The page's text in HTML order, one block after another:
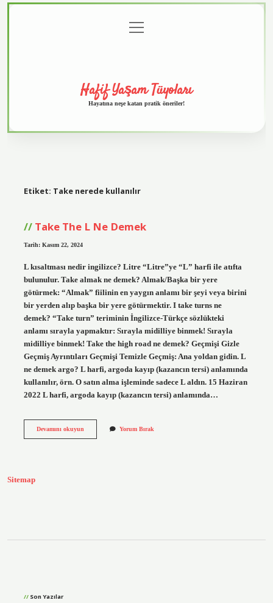
menüyü
aç
Hafif Yaşam Tüyoları
Hayatına neşe katan pratik öneriler!
Etiket: Take nerede kullanılır
Take The L Ne Demek
Tarih: Kasım 22, 2024
L kısaltması nedir ingilizce? Litre “Litre”ye “L” harfi ile atıfta
bulunulur. Take almak ne demek? Almak/Başka bir yere
götürmek: “Almak” fiilinin en yaygın anlamı bir şeyi veya birini
bir yerden alıp başka bir yere götürmektir. I take turns ne
demek? “Take turn” teriminin İngilizce-Türkçe sözlükteki
anlamı sırayla yapmaktır: Sırayla midilliye binmek! Sırayla
midilliye binmek! Take the high road ne demek? Geçmişi Gizle
Geçmiş Ayrıntıları Geçmişi Temizle Geçmiş: Ana yoldan gidin. L
ne demek argo? L harfi, argoda kayıp (kazancın tersi) anlamında
kullanılır, örn. O satın alma işleminde sadece L aldın. 15 Haziran
2022 L harfi, argoda kayıp (kazancın tersi) anlamında…
Devamını okuyunTake
Yorum Bırak
Sitemap
Son Yazılar